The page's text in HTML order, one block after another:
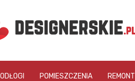
POMIESZCZENIA REMONT